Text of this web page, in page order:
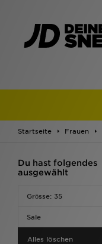
Startseite Frauen
Du hast folgendes
ausgewählt
Grӧsse: 35
Sale
Alles löschen